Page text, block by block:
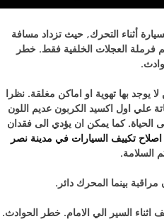
أثناء التحرك, حيث تزداد مسافة
فرملة العجلات الخلفية فقط. خطر
يوجد بها تهوية او اماكن مغلقة. نظرا
علي اول اكسيد الكربون عديم اللون
الحياة. كما يمكن ان يؤدي الى فقدان
تكييف السيارات في مدينة نصر
السلامة.
بينما المحرك دائر.
اثناء السير الي الامام. خطر الحوادث.